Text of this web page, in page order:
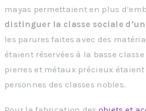
mayas permettaient en plus
distinguer la classe sociale
les parures faites avec des
étaient réservées à la basse
pierres et métaux précieux étaient
personnes des classes nobles.